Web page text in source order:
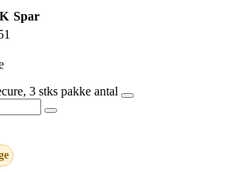
Spar
3 stks pakke antal